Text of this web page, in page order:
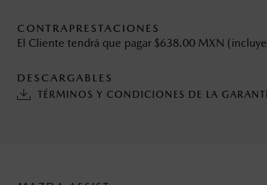
CONTRAPRESTACIONES
El Cliente tendrá que pagar $638.00 MXN
DESCARGABLES
TÉRMINOS Y CONDICIONES DE LA